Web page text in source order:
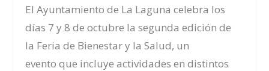
El Ayuntamiento de La Lagunacelebra los
días 7 y 8 de octubre lasegunda edición de
la Feria de Bienestar y la Salud, un
evento que incluye actividades en distintos